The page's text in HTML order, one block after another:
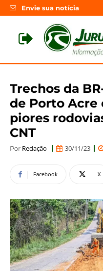
Envie sua notícia
Trechos da
de Porto Acre
piores
CNT
Por Redação 30/11/23
Facebook X